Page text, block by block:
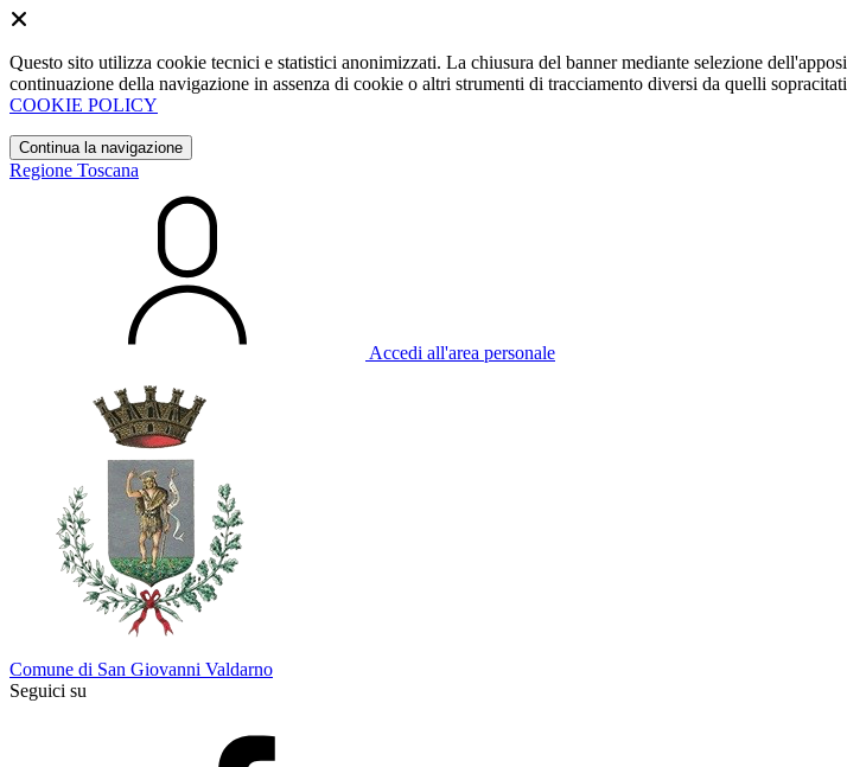
Questo sito utilizza cookie tecnici e statistici anonimizzati. La chiusura del banner mediante selezione
continuazione della navigazione in assenza di cookie o altri strumenti di tracciamento diversi da quelli
COOKIE POLICY
Continua la navigazione
Regione Toscana
Accedi all'area personale
Comune di San Giovanni Valdarno
Seguici su